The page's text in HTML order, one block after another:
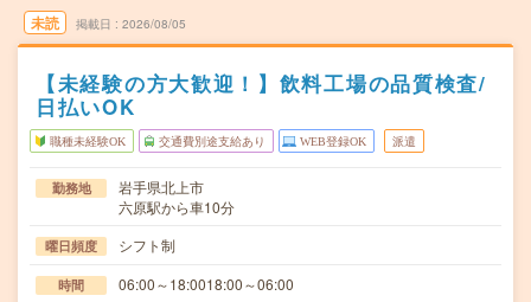
未読 掲載日 2026/08/05
【未経験の方大歓迎！】飲料工場の品質検査/
日払いOK
職種未経験OK 交通費別途支給あり WEB登録OK 派遣
勤務地
岩手県北上市
六原駅から車10分
曜日頻度 シフト制
時間 06:00～18:0018:00～06:00